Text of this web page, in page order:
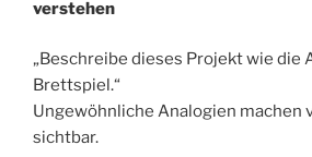
verstehen
„Beschreibe dieses Projekt wie die
Brettspiel.“
Ungewöhnliche Analogien machen
sichtbar.